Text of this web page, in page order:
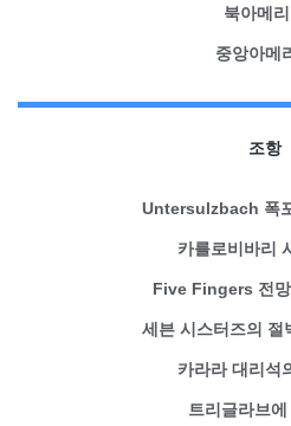
북아메
중앙아메
조항
Untersulzbach 폭
카를로비바리
Five Fingers 전
세븐 시스터즈의 절
카라라 대리석
트리글라브